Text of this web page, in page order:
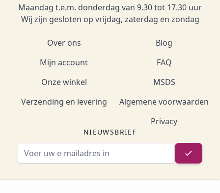
Maandag t.e.m. donderdag van 9.30 tot 17.30 uur
Wij zijn gesloten op vrijdag, zaterdag en zondag
Over ons
Mijn account
Onze winkel
Verzending en levering
Blog
FAQ
MSDS
Algemene voorwaarden
Privacy
NIEUWSBRIEF